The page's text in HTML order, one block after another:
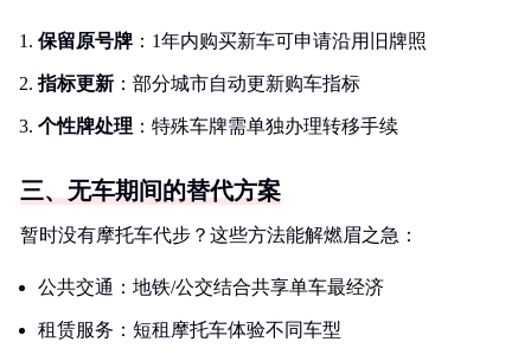
保留原号牌 ：1年内购买新车可申请沿用旧牌照
指标更新 ：部分城市自动更新购车指标
个性牌处理 ：特殊车牌需单独办理转移手续
三、无车期间的替代方案
暂时没有摩托车代步？这些方法能解燃眉之急：
公共交通：地铁/公交结合共享单车最经济
租赁服务：短租摩托车体验不同车型